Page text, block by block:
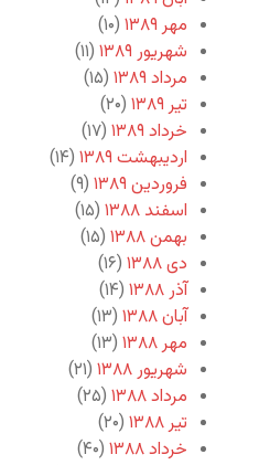
مهر ۱۳۸۹
(۱۰)
شهریور ۱۳۸۹
(۱۱)
مرداد ۱۳۸۹
(۱۵)
تیر ۱۳۸۹
(۲۰)
خرداد ۱۳۸۹
(۱۷)
اردیبهشت ۱۳۸۹
(۱۴)
فروردین ۱۳۸۹
(۹)
اسفند ۱۳۸۸
(۱۵)
بهمن ۱۳۸۸
(۱۵)
دی ۱۳۸۸
(۱۶)
آذر ۱۳۸۸
(۱۴)
آبان ۱۳۸۸
(۱۳)
مهر ۱۳۸۸
(۱۳)
شهریور ۱۳۸۸
(۲۱)
مرداد ۱۳۸۸
(۲۵)
تیر ۱۳۸۸
(۲۰)
خرداد ۱۳۸۸
(۴۰)